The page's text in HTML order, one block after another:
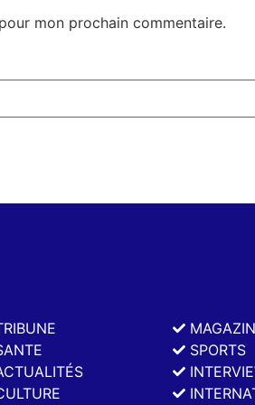
mon prochain commentaire.
SPORTS